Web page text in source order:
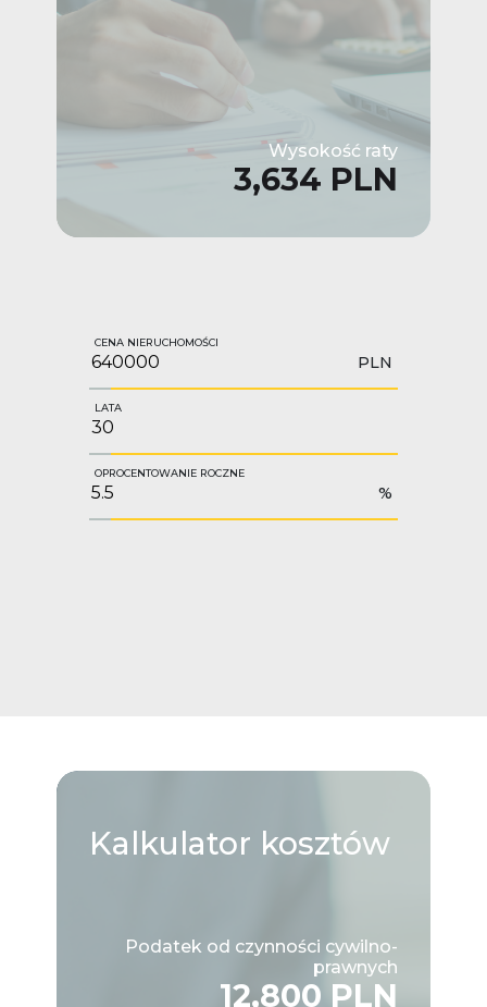
Wysokość raty
3,634 PLN
CENA NIERUCHOMOŚCI
PLN
LATA
OPROCENTOWANIE ROCZNE
%
Kalkulator kosztów
Podatek od czynności cywilno-
prawnych
12,800 PLN